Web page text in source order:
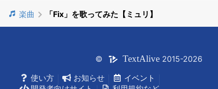
楽曲 「Fix」を歌ってみた【ミュリ】
© TextAlive 2015-2026
使い方
お知らせ
イベント